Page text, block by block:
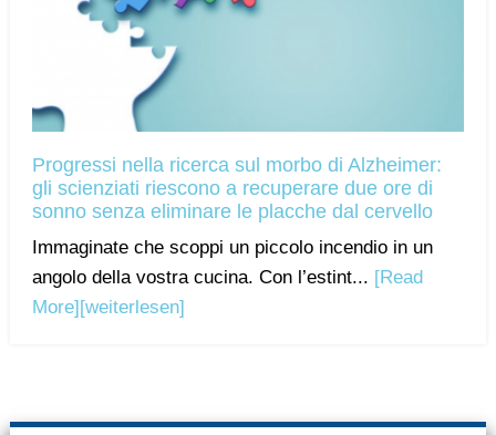
Progressi nella ricerca sul morbo di Alzheimer:
gli scienziati riescono a recuperare due ore di
sonno senza eliminare le placche dal cervello
Immaginate che scoppi un piccolo incendio in un
angolo della vostra cucina. Con l’estint... [Read
More] [weiterlesen]